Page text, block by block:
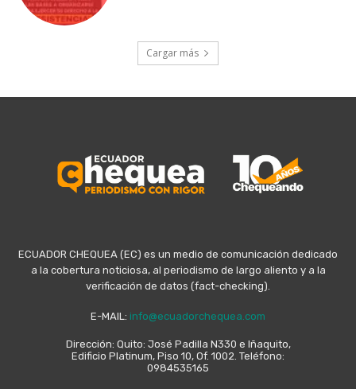
Cargar más
ECUADOR CHEQUEA (EC) es un medio de comunicación dedicado
a la cobertura noticiosa, al periodismo de largo aliento y a la
verificación de datos (fact-checking).
E-MAIL: info@ecuadorchequea.com
Dirección: Quito: José Padilla N330 e Iñaquito,
Edificio Platinum, Piso 10, Of. 1002. Teléfono:
0984535165